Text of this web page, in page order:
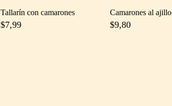
Tallarín con camarones
$7,99
Camarones al ajillo
$9,80